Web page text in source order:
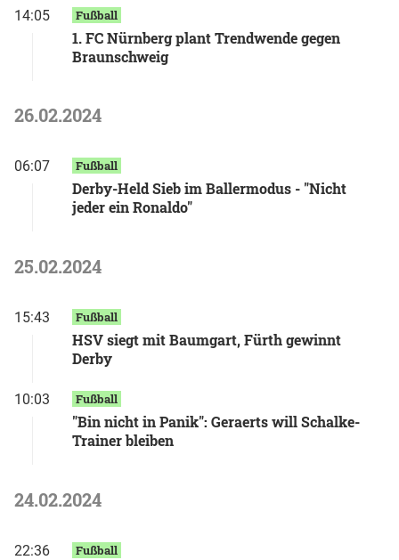
14:05 Fußball
1. FC Nürnberg plant Trendwende gegen
Braunschweig
26.02.2024
06:07 Fußball
Derby-Held Sieb im Ballermodus - "Nicht
jeder ein Ronaldo"
25.02.2024
15:43 Fußball
HSV siegt mit Baumgart, Fürth gewinnt
Derby
10:03 Fußball
"Bin nicht in Panik": Geraerts will Schalke-
Trainer bleiben
24.02.2024
22:36 Fußball